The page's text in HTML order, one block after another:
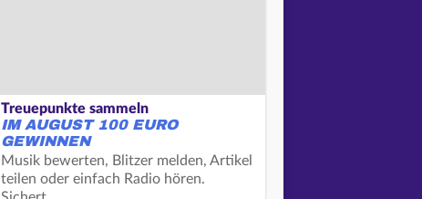
Treuepunkte sammeln
IM AUGUST 100 EURO
GEWINNEN
Musik bewerten, Blitzer melden, Artikel
teilen oder einfach Radio hören.